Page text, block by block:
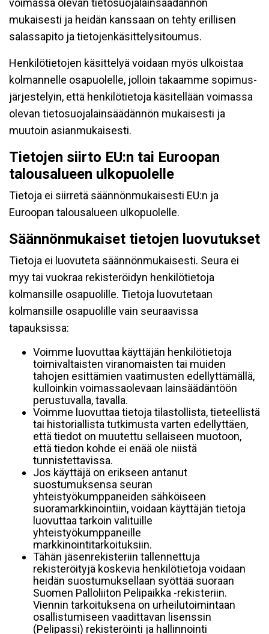
voimassa olevan tietosuojalainsäädännön
mukaisesti ja heidän kanssaan on tehty erillisen
salassapito ja tietojenkäsittelysitoumus.
Henkilötietojen käsittelyä voidaan myös ulkoistaa
kolmannelle osapuolelle, jolloin takaamme sopimus-
järjestelyin, että henkilötietoja käsitellään voimassa
olevan tietosuojalainsäädännön mukaisesti ja
muutoin asianmukaisesti.
Tietojen siirto EU:n tai Euroopan
talousalueen ulkopuolelle
Tietoja ei siirretä säännönmukaisesti EU:n ja
Euroopan talousalueen ulkopuolelle.
Säännönmukaiset tietojen luovutukset
Tietoja ei luovuteta säännönmukaisesti. Seura ei
myy tai vuokraa rekisteröidyn henkilötietoja
kolmansille osapuolille. Tietoja luovutetaan
kolmansille osapuolille vain seuraavissa
tapauksissa:
Voimme luovuttaa käyttäjän henkilötietoja
toimivaltaisten viranomaisten tai muiden
tahojen esittämien vaatimusten edellyttämällä,
kulloinkin voimassaolevaan lainsäädäntöön
perustuvalla, tavalla.
Voimme luovuttaa tietoja tilastollista, tieteellistä
tai historiallista tutkimusta varten edellyttäen,
että tiedot on muutettu sellaiseen muotoon,
että tiedon kohde ei enää ole niistä
tunnistettavissa.
Jos käyttäjä on erikseen antanut
suostumuksensa seuran
yhteistyökumppaneiden sähköiseen
suoramarkkinointiin, voidaan käyttäjän tietoja
luovuttaa tarkoin valituille
yhteistyökumppaneille
markkinointitarkoituksiin.
Tähän jäsenrekisteriin tallennettuja
rekisteröityjä koskevia henkilötietoja voidaan
heidän suostumuksellaan syöttää suoraan
Suomen Palloliiton Pelipaikka -rekisteriin.
Viennin tarkoituksena on urheilutoimintaan
osallistumiseen vaadittavan lisenssin
(Pelipassi) rekisteröinti ja hallinnointi